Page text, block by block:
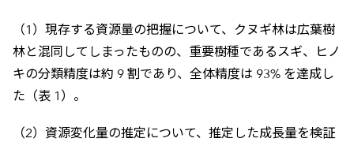
（1）現存する資源量の把握について、クヌギ林は広葉樹
林と混同してしまったものの、重要樹種であるスギ、ヒノ
キの分類精度は約 9 割であり、全体精度は 93% を達成し
た（表 1）。
（2）資源変化量の推定について、推定した成長量を検証